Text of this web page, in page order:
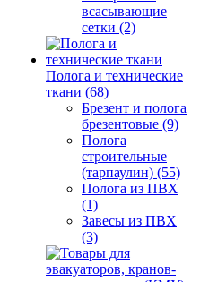
всасывающие
сетки (2)
Полога и технические
ткани (68)
Брезент и полога
брезентовые (9)
Полога
строительные
(тарпаулин) (55)
Полога из ПВХ
(1)
Завесы из ПВХ
(3)